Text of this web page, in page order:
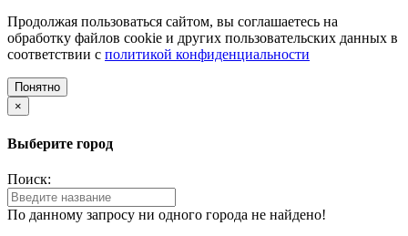
Продолжая пользоваться сайтом, вы соглашаетесь на
обработку файлов cookie и других пользовательских данных в
соответствии с политикой конфиденциальности
Понятно
×
Выберите город
Поиск:
По данному запросу ни одного города не найдено!